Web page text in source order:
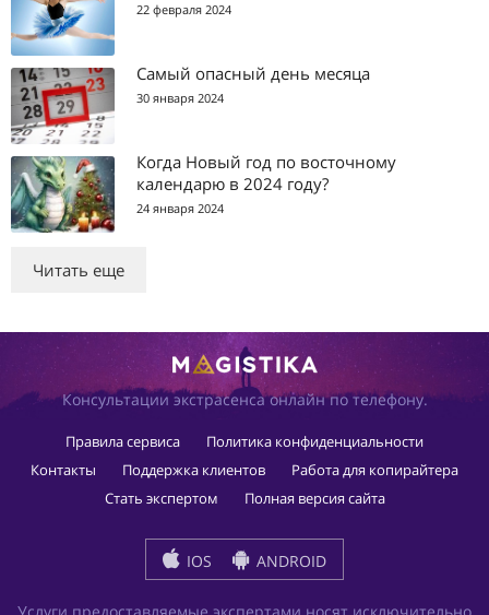
22 февраля 2024
Самый опасный день месяца
30 января 2024
Когда Новый год по восточному
календарю в 2024 году?
24 января 2024
Читать еще
Консультации экстрасенса онлайн по телефону.
Правила сервиса
Политика конфиденциальности
Контакты
Поддержка клиентов
Работа для копирайтера
Стать экспертом
Полная версия сайта
IOS ANDROID